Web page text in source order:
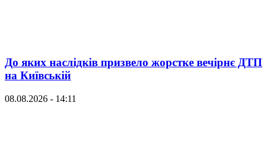
До яких наслідків призвело жорстке вечірнє ДТП
на Київській
08.08.2026 - 14:11